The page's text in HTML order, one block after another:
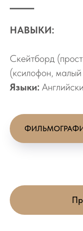
НАВЫКИ:
Скейтборд
(ксилофон,
Языки: